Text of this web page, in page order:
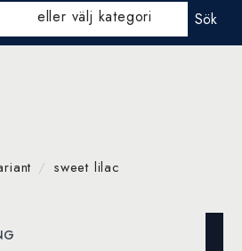
eller välj kategori Sök
sweet lilac